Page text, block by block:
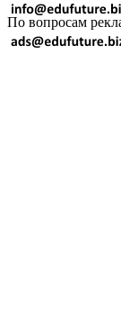
По вопросам